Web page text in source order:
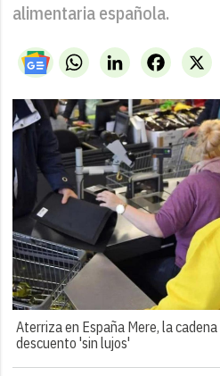
alimentaria española.
WhatsAppLinkedIn X
Aterriza en España Mere, la
descuento 'sin lujos'